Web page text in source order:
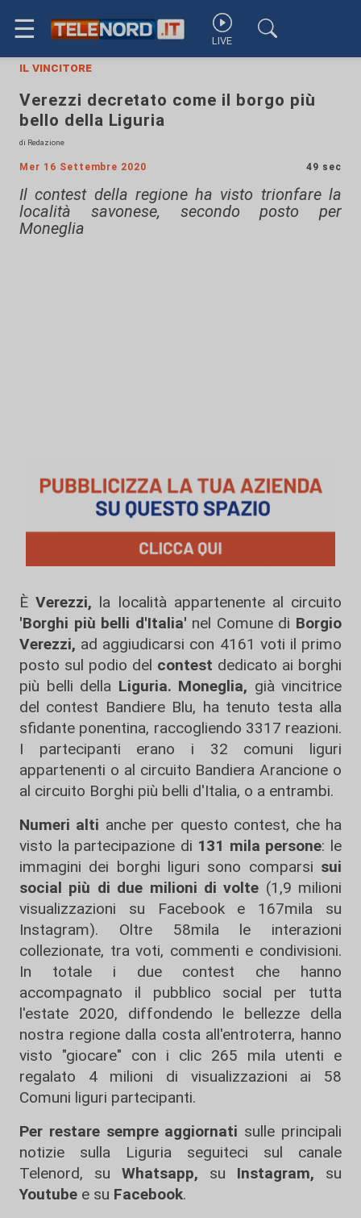
☰ LIVE
il vincitore
Verezzi decretato come il borgo più
bello della Liguria
di Redazione
Mer 16 Settembre 2020 49 sec
Il contest della regione ha visto trionfare la
località savonese, secondo posto per
Moneglia
ÈVerezzi, la località appartenente al circuito
'Borghi più belli d'Italia' nel Comune di Borgio
Verezzi, ad aggiudicarsi con 4161 voti il primo
posto sul podio del contest dedicato ai borghi
più belli della Liguria. Moneglia, già vincitrice
del contest Bandiere Blu, ha tenuto testa alla
sfidante ponentina, raccogliendo 3317 reazioni.
I partecipanti erano i 32 comuni liguri
appartenenti o al circuito Bandiera Arancione o
al circuito Borghi più belli d'Italia, o a entrambi.
Numeri alti anche per questo contest, che ha
visto la partecipazione di 131 mila persone: le
immagini dei borghi liguri sono comparsi sui
social più di due milioni di volte (1,9 milioni
visualizzazioni su Facebook e 167mila su
Instagram). Oltre 58mila le interazioni
collezionate, tra voti, commenti e condivisioni.
In totale i due contest che hanno
accompagnato il pubblico social per tutta
l'estate 2020, diffondendo le bellezze della
nostra regione dalla costa all'entroterra, hanno
visto "giocare" con i clic 265 mila utenti e
regalato 4 milioni di visualizzazioni ai 58
Comuni liguri partecipanti.
Per restare sempre aggiornati sulle principali
notizie sulla Liguria seguiteci sul canale
Telenord, su
Whatsapp, su Instagram, su
Youtube e su Facebook.